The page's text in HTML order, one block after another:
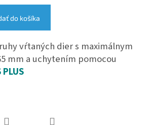
do košíka
vŕtaných dier s maximálnym
mm a uchytením pomocou
PLUS